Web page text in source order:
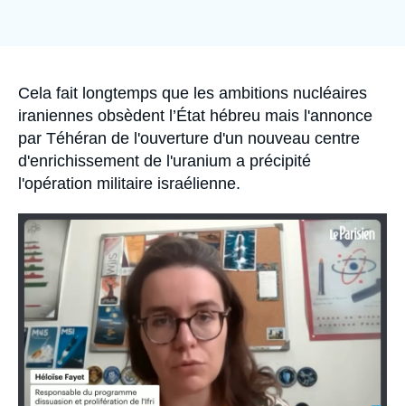
Accroche
Cela fait longtemps que les ambitions nucléaires
iraniennes obsèdent l’État hébreu mais l'annonce
par Téhéran de l'ouverture d'un nouveau centre
d'enrichissement de l'uranium a précipité
l'opération militaire israélienne.
Image
principale
médiatique